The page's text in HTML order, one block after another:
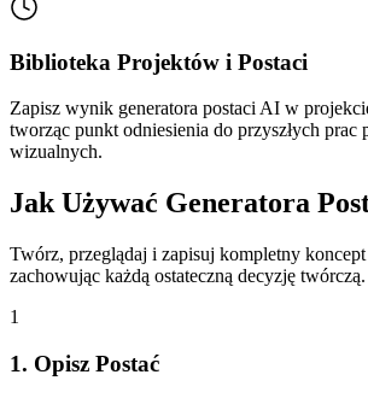
Biblioteka Projektów i Postaci
Zapisz wynik generatora postaci AI w
tworząc punkt odniesienia do przyszłych prac
wizualnych.
Jak Używać Generatora
Twórz, przeglądaj i zapisuj kompletny
zachowując każdą ostateczną decyzję twórczą.
1
1. Opisz Postać